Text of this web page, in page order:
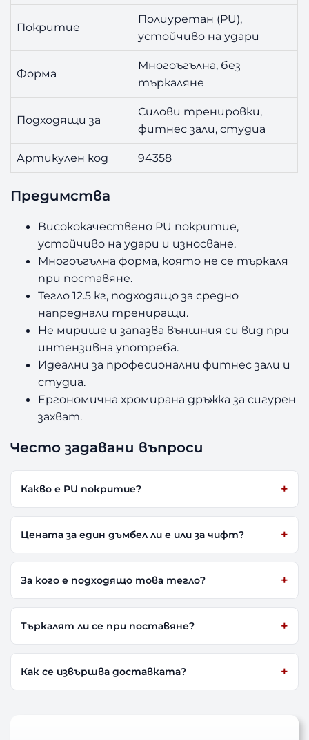
Покритие
Полиуретан (PU),
устойчиво на удари
Форма
Многоъгълна, без
търкаляне
Подходящи за
Силови тренировки,
фитнес зали, студиа
Артикулен код 94358
Предимства
Висококачествено PU покритие,
устойчиво на удари и износване.
Многоъгълна форма, която не се търкаля
при поставяне.
Тегло 12.5 кг, подходящо за средно
напреднали трениращи.
Не мирише и запазва външния си вид при
интензивна употреба.
Идеални за професионални фитнес зали и
студиа.
Ергономична хромирана дръжка за сигурен
захват.
Често задавани въпроси
Какво е PU покритие?
Цената за един дъмбел ли е или за чифт?
За кого е подходящо това тегло?
Търкалят ли се при поставяне?
Как се извършва доставката?